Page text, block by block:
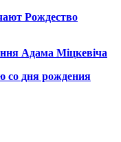
Рождество
Адама Міцкевіча
со дня рождения